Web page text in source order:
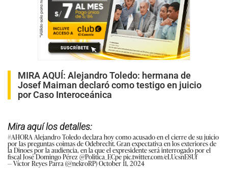
MIRA AQUÍ: Alejandro Toledo: hermana de
Josef Maiman declaró como testigo en juicio
por Caso Interoceánica
Mira aquí los detalles:
#AHORAAlejandro Toledo declara hoy como acusado en el cierre de su juicio
por las preguntas coimas de Odebrecht. Gran expectativa en los exteriores de
la Dinoes por la audiencia, en la que el expresidente será interrogado por el
fiscal José Domingo Pérez@Politica_ECpepic.twitter.com/eLUcsnE8Uf
— Víctor Reyes Parra (@nekroRP)October 11, 2024